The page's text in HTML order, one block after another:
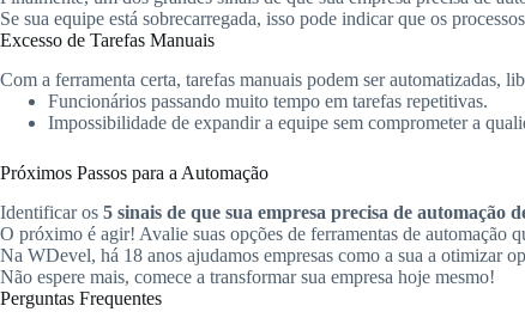
Se sua equipe está sobrecarregada, isso pode indicar que os
Excesso de Tarefas Manuais
Com a ferramenta certa, tarefas manuais podem ser automatizadas,
Funcionários passando muito tempo em tarefas repetitivas.
Impossibilidade de expandir a equipe sem comprometer a
Próximos Passos para a Automação
Identificar os 5 sinais de que sua empresa precisa de automação
O próximo é agir! Avalie suas opções de ferramentas de automação
Na WDevel, há 18 anos ajudamos empresas como a sua a otimizar
Não espere mais, comece a transformar sua empresa hoje mesmo!
Perguntas Frequentes